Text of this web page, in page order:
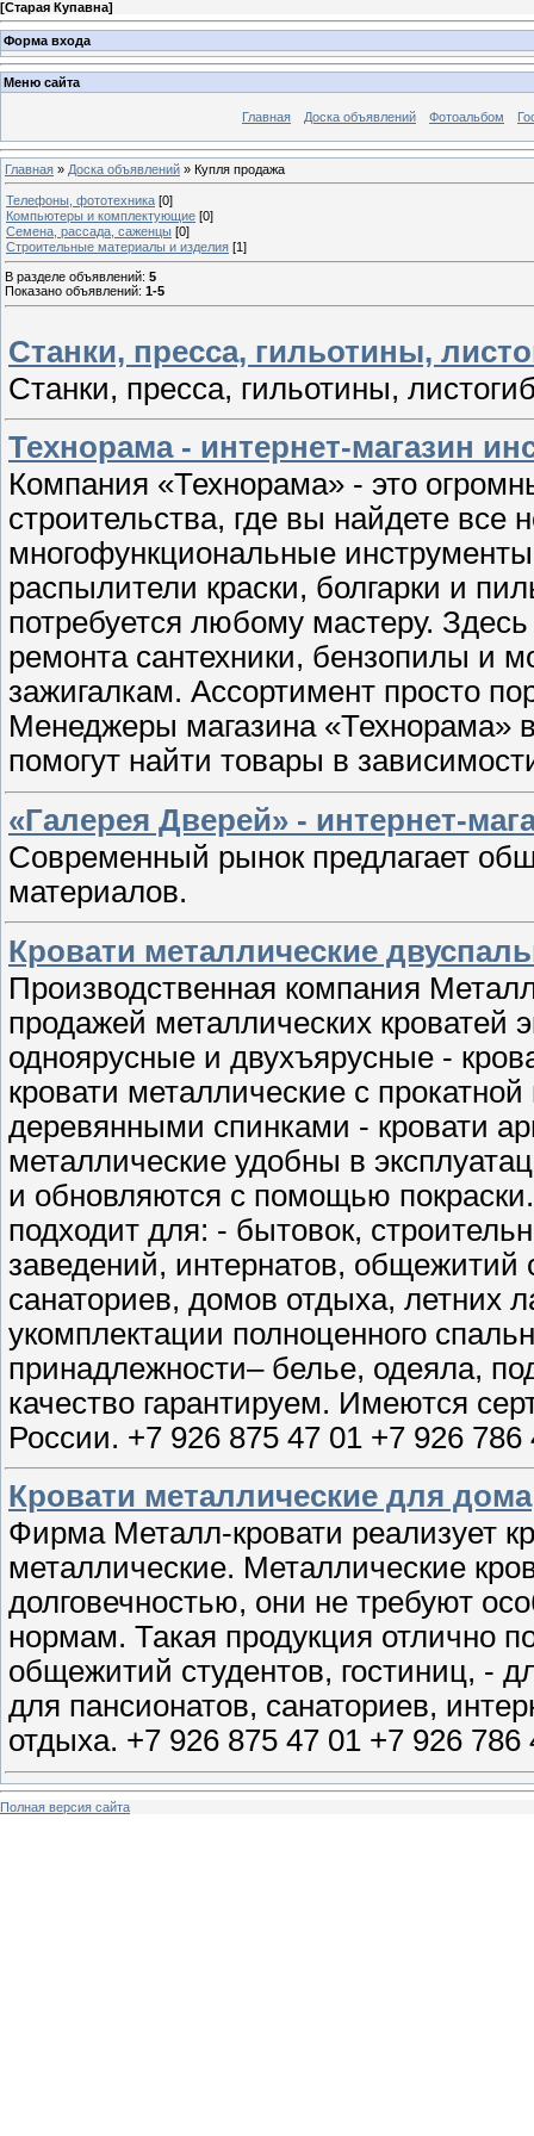
[Старая Купавна]
Форма входа
Меню сайта
Главная Доска объявлений Фотоальбом
Главная » Доска объявлений » Купля продажа
Телефоны, фототехника [0]
Компьютеры и комплектующие [0]
Семена, рассада, саженцы [0]
Строительные материалы и изделия [1]
В разделе объявлений: 5
Показано объявлений: 1-5
Станки, пресса, гильотины,
Станки, пресса, гильотины,
Технорама - интернет-магазин
Компания «Технорама» - это
строительства, где вы найдете все
многофункциональные
распылители краски, болгарки и
потребуется любому мастеру.
ремонта сантехники, бензопилы и
зажигалкам. Ассортимент просто
Менеджеры магазина «Технорама»
помогут найти товары в
«Галерея Дверей» - интернет-
Современный рынок предлагает
материалов.
Кровати металлические
Производственная компания
продажей металлических кроватей
одноярусные и двухъярусные -
кровати металлические с
деревянными спинками - кровати
металлические удобны в
и обновляются с помощью
подходит для: - бытовок,
заведений, интернатов, общежитий
санаториев, домов отдыха, летних
укомплектации полноценного
принадлежности– белье, одеяла,
качество гарантируем. Имеются
России. +7 926 875 47 01 +7 926 786
Кровати металлические для дома
Фирма Металл-кровати реализует
металлические. Металлические
долговечностью, они не требуют
нормам. Такая продукция отлично
общежитий студентов, гостиниц, -
для пансионатов, санаториев,
отдыха. +7 926 875 47 01 +7 926 786
Полная версия сайта